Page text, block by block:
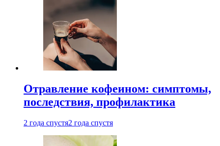
Отравление кофеином: симптомы,
последствия, профилактика
2 года спустя2 года спустя